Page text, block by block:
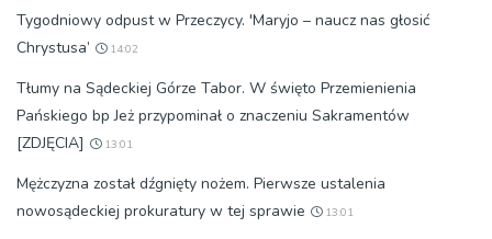
Tygodniowy odpust w Przeczycy. 'Maryjo – naucz nas głosić
Chrystusa’
14:02
Tłumy na Sądeckiej Górze Tabor. W święto Przemienienia
Pańskiego bp Jeż przypominał o znaczeniu Sakramentów
[ZDJĘCIA]
13:01
Mężczyzna został dźgnięty nożem. Pierwsze ustalenia
nowosądeckiej prokuratury w tej sprawie
13:01